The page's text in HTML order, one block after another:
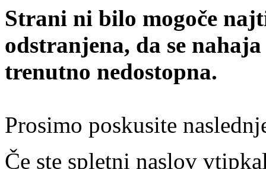
Strani ni bilo mogoče
odstranjena, da se
trenutno nedostopna.
Prosimo poskusite
Če ste spletni naslov